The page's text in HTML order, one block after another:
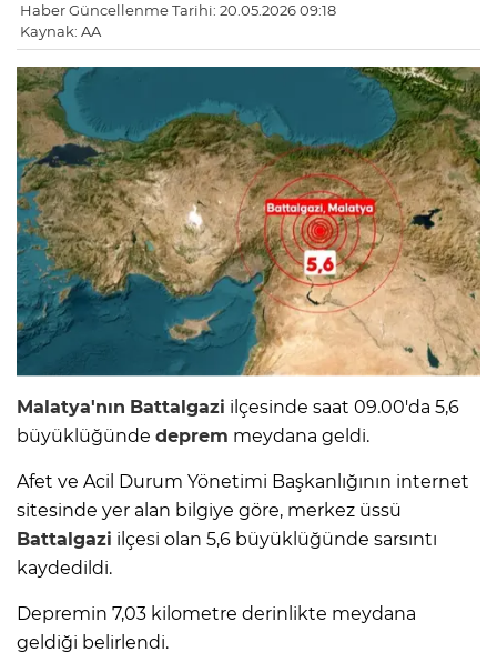
Haber Güncellenme Tarihi: 20.05.2026 09:18
Kaynak: AA
Malatya'nın Battalgazi ilçesinde saat 09.00'da 5,6
büyüklüğünde deprem meydana geldi.
Afet ve Acil Durum Yönetimi Başkanlığının internet
sitesinde yer alan bilgiye göre, merkez üssü
Battalgazi ilçesi olan 5,6 büyüklüğünde sarsıntı
kaydedildi.
Depremin 7,03 kilometre derinlikte meydana
geldiği belirlendi.